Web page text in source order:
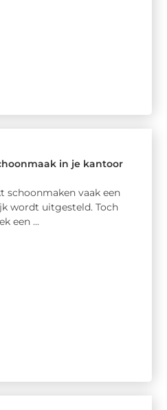
in je kantoor
schoonmaken vaak een
wordt uitgesteld. Toch
een ...